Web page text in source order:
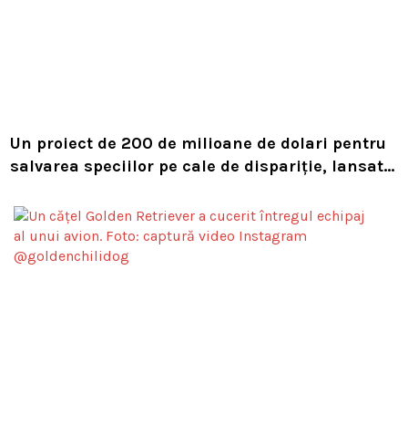
Un proiect de 200 de milioane de dolari pentru
salvarea speciilor pe cale de dispariție, lansat